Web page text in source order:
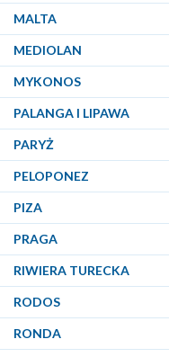
MALTA
MEDIOLAN
MYKONOS
PALANGA I LIPAWA
PARYŻ
PELOPONEZ
PIZA
PRAGA
RIWIERA TURECKA
RODOS
RONDA